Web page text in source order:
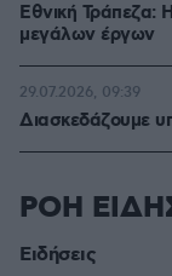
Εθνική Τράπεζα:
μεγάλων έργων
Διασκεδάζουμε
29.07.2026, 09:39
ΡΟΗ
Ειδήσεις